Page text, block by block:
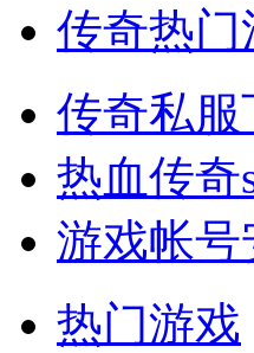
传奇热门
传奇私服
热血传奇
游戏帐号
热门游戏